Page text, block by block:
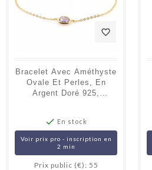
favorite_border
Bracelet Avec Améthyste
Ovale Et Perles, En
Argent Doré 925,
 En stock
Voir prix pro - inscription en
2 min
Prix public (€): 55